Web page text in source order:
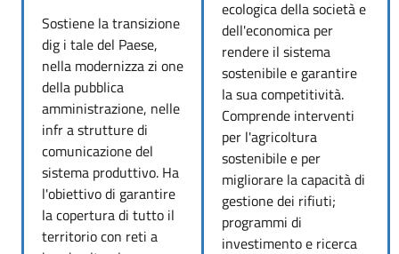
Sostiene la transizione
dig i tale del Paese,
nella modernizza zi one
della pubblica
amministrazione, nelle
infr a strutture di
comunicazione del
sistema produttivo. Ha
l'obiettivo di garantire
la copertura di tutto il
territorio con reti a
ecologica della società e
dell'economica per
rendere il sistema
sostenibile e garantire
la sua competitività.
Comprende interventi
per l'agricoltura
sostenibile e per
migliorare la capacità di
gestione dei rifiuti;
programmi di
investimento e ricerca